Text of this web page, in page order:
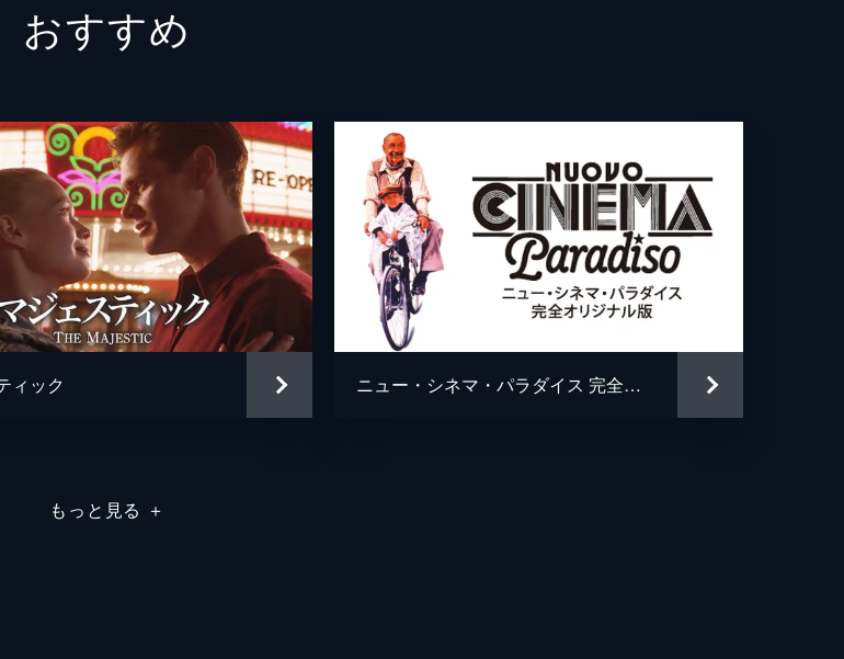
グーギー・ウィザース
ジャン・サーディ
デヴィッド・ハーシュフェルダー
ジェーン・スコット
おすすめ
ィック ニュー・シネマ・パラダイス 完全オリジナル版
もっと見る ＋